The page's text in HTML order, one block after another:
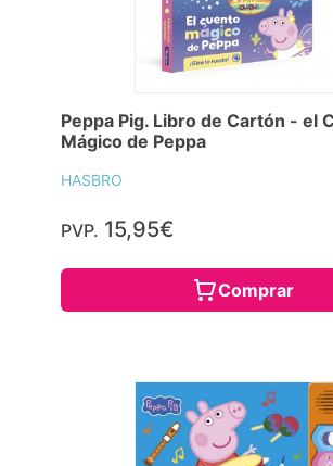
Peppa Pig. Libro de Cartón - el
Mágico de Peppa
HASBRO
PVP. 15,95€
Comprar